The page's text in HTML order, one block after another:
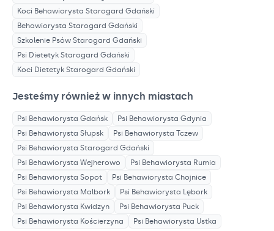
Koci Behawiorysta Starogard Gdański
Behawiorysta Starogard Gdański
Szkolenie Psów Starogard Gdański
Psi Dietetyk Starogard Gdański
Koci Dietetyk Starogard Gdański
Jesteśmy również w innych miastach
Psi Behawiorysta Gdańsk Psi Behawiorysta Gdynia
Psi Behawiorysta Słupsk Psi Behawiorysta Tczew
Psi Behawiorysta Starogard Gdański
Psi Behawiorysta Wejherowo Psi Behawiorysta Rumia
Psi Behawiorysta Sopot Psi Behawiorysta Chojnice
Psi Behawiorysta Malbork Psi Behawiorysta Lębork
Psi Behawiorysta Kwidzyn Psi Behawiorysta Puck
Psi Behawiorysta Kościerzyna Psi Behawiorysta Ustka